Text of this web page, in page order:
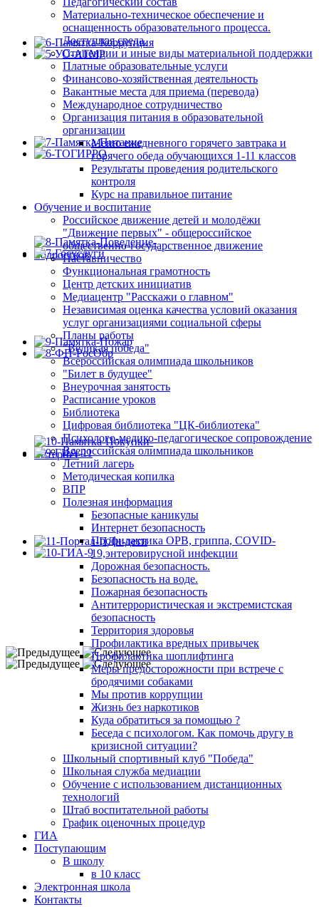
Материально-техническое обеспечение и
оснащенность образовательного процесса.
Доступная среда.
Стипендии и иные виды материальной поддержки
Платные образовательные услуги
Финансово-хозяйственная деятельность
Вакантные места для приема (перевода)
Международное сотрудничество
Организация питания в образовательной
организации
Меню ежедневного горячего завтрака и
горячего обеда обучающихся 1-11 классов
Результаты проведения родительского
контроля
Курс на правильное питание
Обучение и воспитание
Российское движение детей и молодёжи
"Движение первых" - общероссийское
общественно-государственное движение
Наставничество
Функциональная грамотность
Центр детских инициатив
Медиацентр "Расскажи о главном"
Независимая оценка качества условий оказания
услуг организациями социальной сферы
Планы работы
"Великая победа"
Всероссийская олимпиада школьников
"Билет в будущее"
Внеурочная занятость
Расписание уроков
Библиотека
Цифровая библиотека "ЦК-библиотека"
Психолого-медико-педагогическое сопровождение
Всероссийская олимпиада школьников
Летний лагерь
Методическая копилка
ВПР
Полезная информация
Безопасные каникулы
Интернет безопасность
Профилактика ОРВ, гриппа, COVID-
19,энтеровирусной инфекции
Дорожная безопасность.
Безопасность на воде.
Пожарная безопасность
Антитеррористическая и экстремистская
безопасность
Территория здоровья
Профилактика вредных привычек
Профилактика шоплифтинга
Меры предосторожности при встрече с
бродячими собаками
Мы против коррупции
Жизнь без наркотиков
Куда обратиться за помощью ?
Беседа с психологом. Как помочь другу в
кризисной ситуации?
Школьный спортивный клуб "Победа"
Школьная служба медиации
Обучение с использованием дистанционных
технологий
Штаб воспитательной работы
График оценочных процедур
ГИА
Поступающим
В школу
в 10 класс
Электронная школа
Контакты